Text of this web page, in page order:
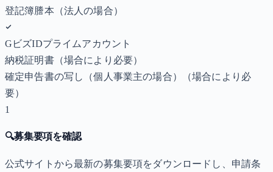
登記簿謄本（法人の場合）
GビズIDプライムアカウント
納税証明書（場合により必要）
確定申告書の写し（個人事業主の場合）
（場合により必
要）
1
🔍募集要項を確認
公式サイトから最新の募集要項をダウンロードし、申請条